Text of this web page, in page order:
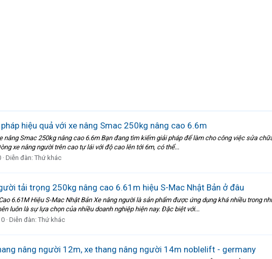
hiệu quả với xe nâng Smac 250kg nâng cao 6.6m
nâng Smac 250kg nâng cao 6.6m Bạn đang tìm kiếm giải pháp để làm cho công việc sửa
xe nâng người trên cao tự lái với độ cao lên tới 6m, có thể...
Diễn đàn: Thứ khác
tải trọng 250kg nâng cao 6.61m hiệu S-Mac Nhật Bản ở đâu
6.61M Hiệu S-Mac Nhật Bản Xe nâng người là sản phẩm được ứng dụng khá nhiều trong
luôn là sự lựa chọn của nhiều doanh nghiệp hiện nay. Đặc biệt với...
0 Diễn đàn: Thứ khác
nâng người 12m, xe thang nâng người 14m noblelift - germany